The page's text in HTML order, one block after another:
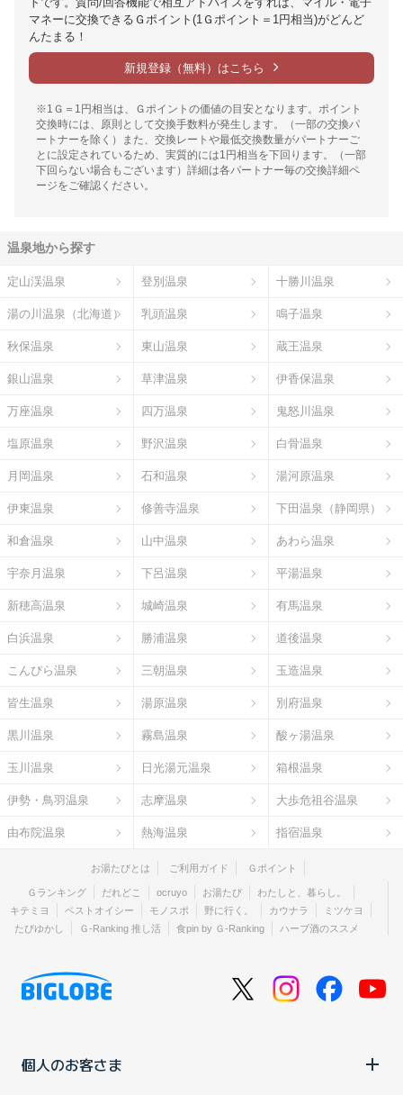
マネーに交換できるＧポイント(1Ｇポイント＝1円相当)がどんど
んたまる！
新規登録（無料）はこちら
※1Ｇ＝1円相当は、Ｇポイントの価値の目安となります。ポイント
交換時には、原則として交換手数料が発生します。（一部の交換パ
ートナーを除く）また、交換レートや最低交換数量がパートナーご
とに設定されているため、実質的には1円相当を下回ります。（一部
下回らない場合もございます）詳細は各パートナー毎の交換詳細ペ
ージをご確認ください。
温泉地から探す
定山渓温泉 登別温泉 十勝川温泉
湯の川温泉（北海道） 乳頭温泉 鳴子温泉
秋保温泉 東山温泉 蔵王温泉
銀山温泉 草津温泉 伊香保温泉
万座温泉 四万温泉 鬼怒川温泉
塩原温泉 野沢温泉 白骨温泉
月岡温泉 石和温泉 湯河原温泉
伊東温泉 修善寺温泉 下田温泉（静岡県）
和倉温泉 山中温泉 あわら温泉
宇奈月温泉 下呂温泉 平湯温泉
新穂高温泉 城崎温泉 有馬温泉
白浜温泉 勝浦温泉 道後温泉
こんぴら温泉 三朝温泉 玉造温泉
皆生温泉 湯原温泉 別府温泉
黒川温泉 霧島温泉 酸ヶ湯温泉
玉川温泉 日光湯元温泉 箱根温泉
伊勢・鳥羽温泉 志摩温泉 大歩危祖谷温泉
由布院温泉 熱海温泉 指宿温泉
お湯たびとは ご利用ガイド Ｇポイント
Ｇランキング だれどこ ocruyo お湯たび
わたしと、暮らし。
キテミヨ
ベストオイシー モノスポ 野に行く。 カウナラ
ミツケヨ
たびゆかし
Ｇ-Ranking 推し活 食pin by Ｇ-Ranking ハーブ酒のススメ
個人のお客さま